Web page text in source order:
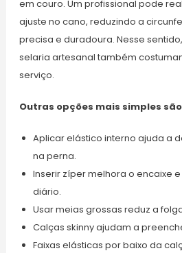
em couro. Um profissional pode
ajuste no cano, reduzindo a
precisa e duradoura. Nesse
selaria artesanal também
serviço.
Outras opções mais simples
Aplicar elástico interno ajuda a
na perna.
Inserir zíper melhora o encaixe
diário.
Usar meias grossas reduz a
Calças skinny ajudam a
Faixas elásticas por baixo da